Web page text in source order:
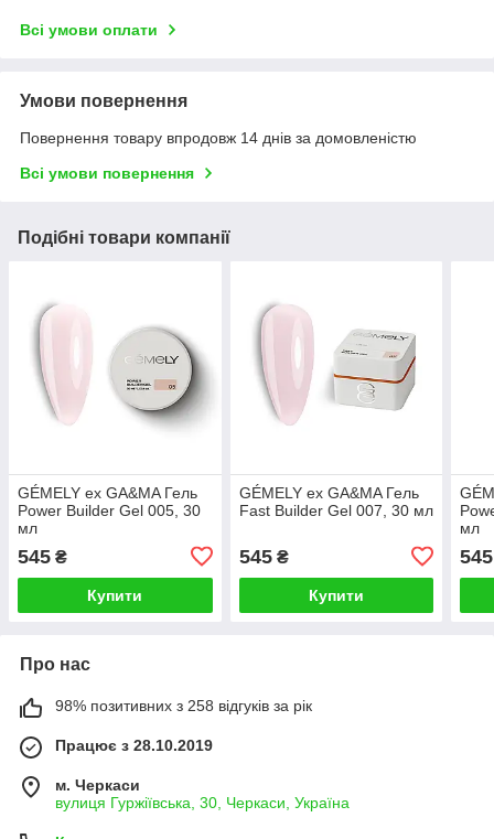
Всі умови оплати
Умови повернення
Повернення товару впродовж 14 днів за домовленістю
Всі умови повернення
Подібні товари компанії
GÉMELY ex GA&MA Гель
Power Builder Gel 005, 30
мл
545 ₴
Купити
GÉMELY ex GA&MA Гель
Fast Builder Gel 007, 30 мл
545₴
Купити
мл
545
Про нас
98% позитивних з 258 відгуків за рік
Працює з 28.10.2019
м. Черкаси
вулиця Гуржіївська, 30, Черкаси, Україна